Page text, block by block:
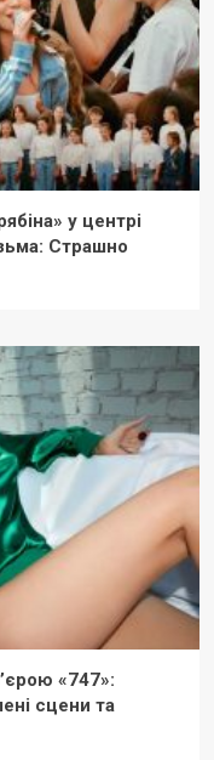
у центрі
Страшно
«747»:
сцени та